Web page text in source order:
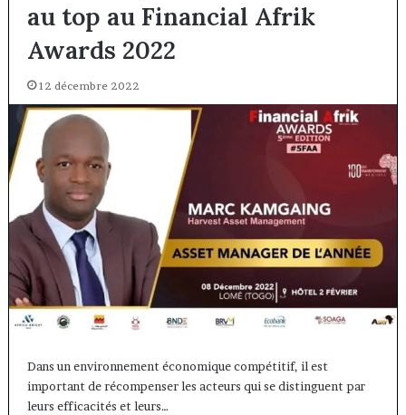
au top au Financial Afrik
Awards 2022
12 décembre 2022
Dans un environnement économique compétitif, il est
important de récompenser les acteurs qui se distinguent par
leurs efficacités et leurs…